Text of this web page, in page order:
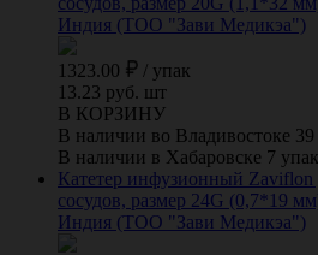
Индия (ТОО "Зави Медикэа")
1323.00 / упак
13.23 руб. шт
В КОРЗИНУ
В наличии во Владивостоке 39
В наличии в Хабаровске 7
Катетер инфузионный Zaviflon
сосудов, размер 24G (0,7*19
Индия (ТОО "Зави Медикэа")